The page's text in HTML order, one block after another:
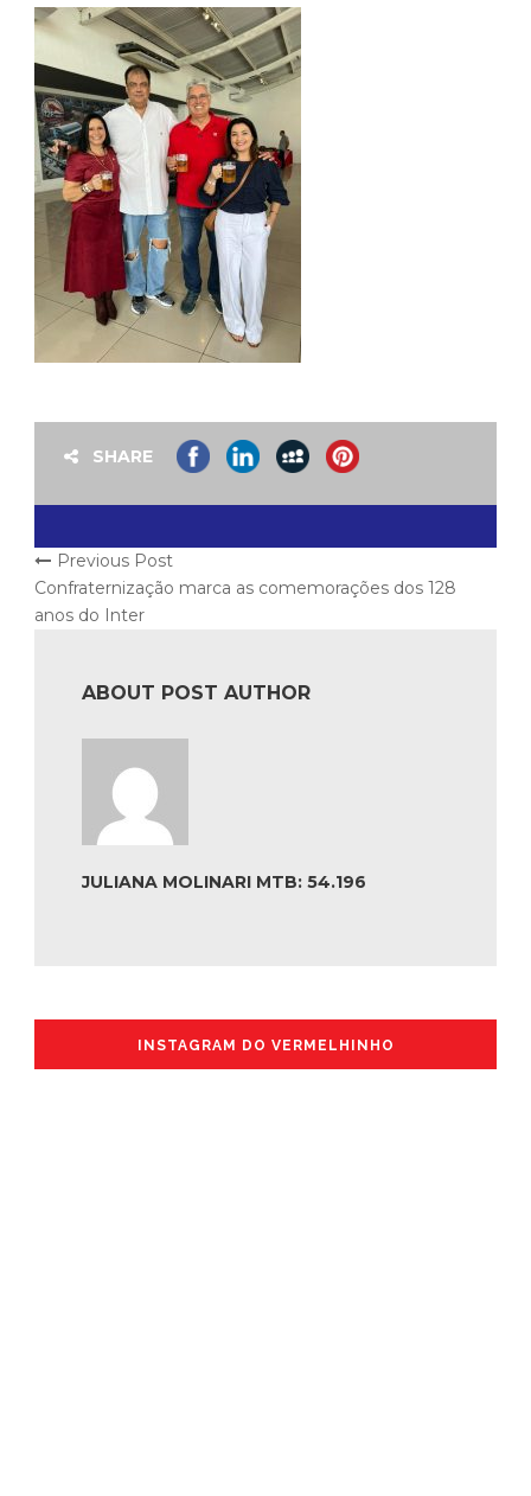
SHARE
Previous Post
Confraternização marca as comemorações dos 128
anos do Inter
ABOUT POST AUTHOR
JULIANA MOLINARI MTB: 54.196
INSTAGRAM DO VERMELHINHO